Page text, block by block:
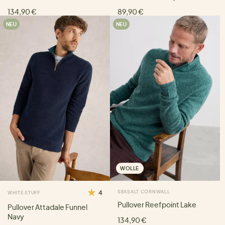
134,90 €
89,90 €
NEU
WHITE STUFF 4
Pullover Attadale Funnel
Navy
NEU
WOLLE
SEASALT CORNWALL
Pullover Reefpoint Lake
134,90 €